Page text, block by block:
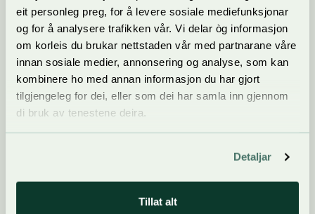
eit personleg preg, for å levere sosiale mediefunksjonar
og for å analysere trafikken vår. Vi delar òg informasjon
om korleis du brukar nettstaden vår med partnarane våre
innan sosiale medier, annonsering og analyse, som kan
kombinere ho med annan informasjon du har gjort
tilgjengeleg for dei, eller som dei har samla inn gjennom
di bruk av tenestene deira.
Detaljar
Tillat alt